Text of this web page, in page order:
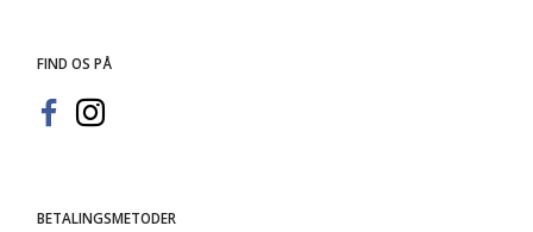
FIND OS PÅ
BETALINGSMETODER